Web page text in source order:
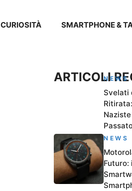
CURIOSITÀ SMARTPHONE &
ARTICOLINEWS
Svelati
NEWS
Futuro: